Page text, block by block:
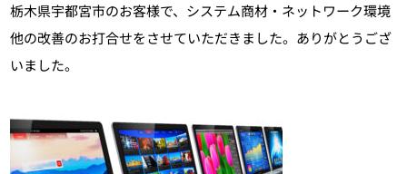
栃木県宇都宮市のお客様で、システム商材・ネットワーク環境
他の改善のお打合せをさせていただきました。ありがとうござ
いました。